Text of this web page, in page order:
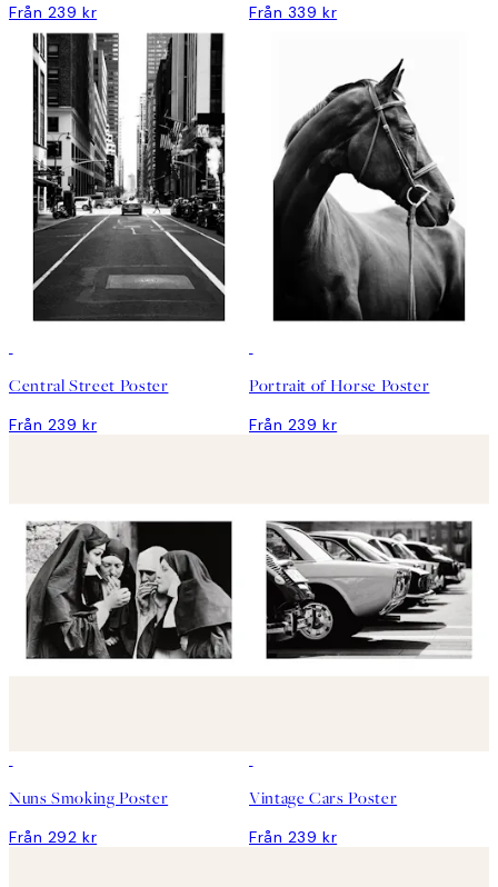
Från 239 kr Från 339 kr
Central Street Poster
Från 239 kr
Portrait of Horse Poster
Från 239 kr
Nuns Smoking Poster
Från 292 kr
Vintage Cars Poster
Från 239 kr